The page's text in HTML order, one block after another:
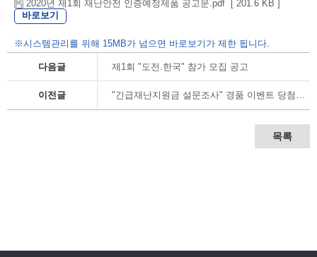
2020년 제1회 재난안전 인증예정제품 공고문.pdf [ 201.6 KB ]
바로보기
※시스템관리를 위해 15MB가 넘으면 바로보기가 제한 됩니다.
다음글 제1회 "도전.한국" 참가 모집 공고
이전글 "긴급재난지원금 설문조사" 경품 이벤트 당첨자 알림
목록